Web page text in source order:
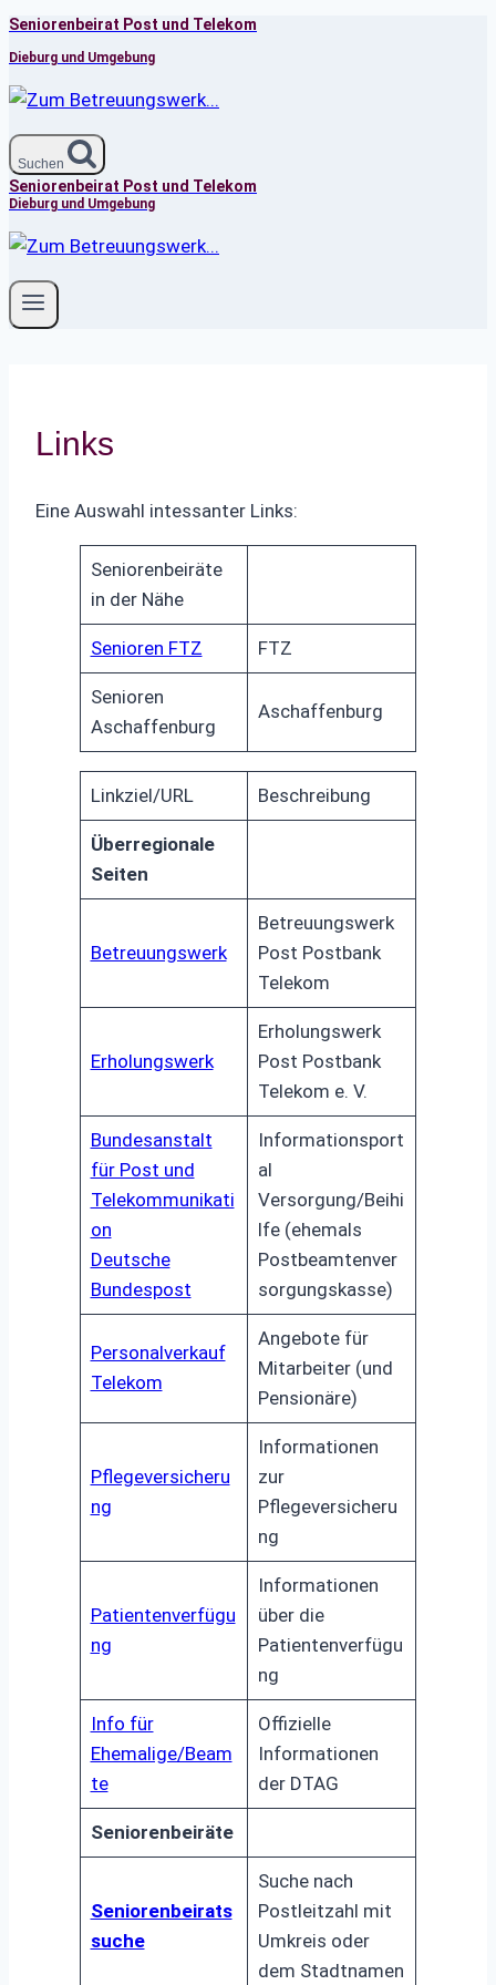
Zum
Inhalt
springen
Seniorenbeirat Post und Telekom
Dieburg und Umgebung
Suchen
Seniorenbeirat Post und Telekom
Dieburg und Umgebung
Links
Eine Auswahl intessanter Links:
Seniorenbeiräte
in der Nähe
Senioren FTZ FTZ
Senioren
Aschaffenburg
Aschaffenburg
Linkziel/URL Beschreibung
Überregionale
Seiten
Betreuungswerk
Betreuungswerk
Post Postbank
Telekom
Erholungswerk
Erholungswerk
Post Postbank
Telekom e. V.
Bundesanstalt
für Post und
Telekommunikati
on
Deutsche
Bundespost
Informationsport
al
Versorgung/Beihi
lfe (ehemals
Postbeamtenver
sorgungskasse)
Personalverkauf
Telekom
Angebote für
Mitarbeiter (und
Pensionäre)
Pflegeversicheru
ng
Informationen
zur
Pflegeversicheru
ng
Patientenverfügu
ng
Informationen
über die
Patientenverfügu
ng
Info für
Ehemalige/Beam
te
Offizielle
Informationen
der DTAG
Seniorenbeiräte
Seniorenbeirats
suche
Suche nach
Postleitzahl mit
Umkreis oder
dem Stadtnamen